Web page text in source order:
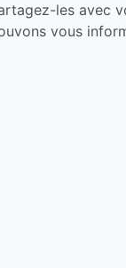
les avec
vous